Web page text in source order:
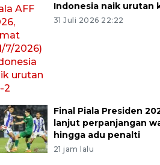
Indonesia naik urutan
31 Juli 2026 22:22
Final Piala Presiden
lanjut perpanjangan
hingga adu penalti
21 jam lalu